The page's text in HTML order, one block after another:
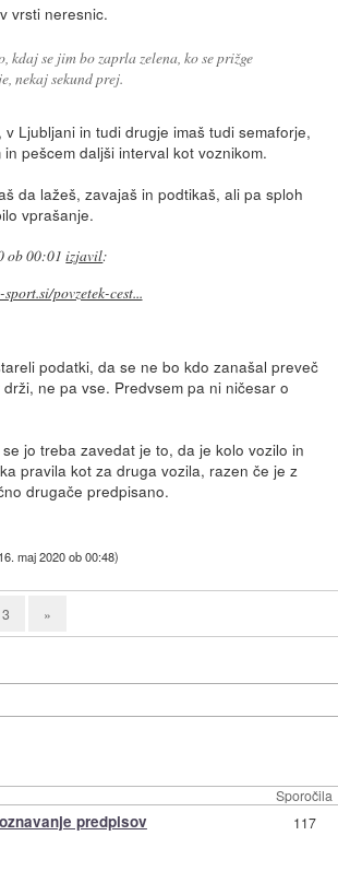
vrsti neresnic.
kdaj se jim bo zaprla zelena, ko se prižge
nekaj sekund prej.
Ljubljani in tudi drugje imaš tudi semaforje,
pešcem daljši interval kot voznikom.
da lažeš, zavajaš in podtikaš, ali pa sploh
vprašanje.
ob 00:01 izjavil:
povzetek-cest...
podatki, da se ne bo kdo zanašal preveč
ne pa vse. Predvsem pa ni ničesar o
jo treba zavedat je to, da je kolo vozilo in
pravila kot za druga vozila, razen če je z
drugače predpisano.
16. maj 2020 ob 00:48)
3 »
Sporočila
predpisov 117